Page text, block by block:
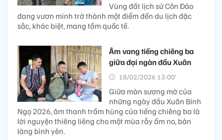
Vùng đất lịch sử Côn Đảo
đang vươn mình trở thành một điểm đến du lịch đặc
sắc, khác biệt, mang tầm quốc tế.
Âm vang tiếng chiêng ba
giữa đại ngàn đầu Xuân
18/02/2026 13:00’
Giữa màn sương mờ của
những ngày đầu Xuân Bính
Ngọ 2026, âm thanh trầm hùng của tiếng chiêng ba là
lời nguyện thiêng liêng cho một mùa rẫy ấm no, bản
làng bình yên.